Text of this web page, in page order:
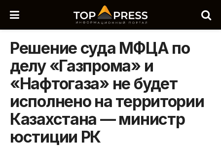
Решение суда МФЦА по
делу «Газпрома» и
«Нафтогаза» не будет
исполнено на территории
Казахстана — министр
юстиции РК